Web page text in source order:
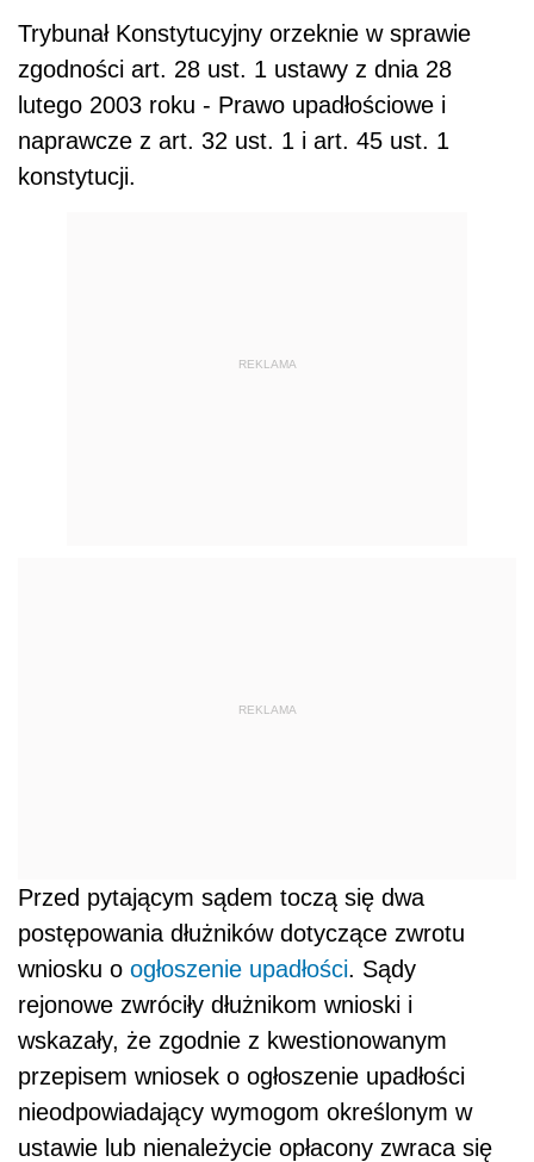
Trybunał Konstytucyjny orzeknie w sprawie
zgodności art. 28 ust. 1 ustawy z dnia 28
lutego 2003 roku - Prawo upadłościowe i
naprawcze z art. 32 ust. 1 i art. 45 ust. 1
konstytucji.
REKLAMA
REKLAMA
Przed pytającym sądem toczą się dwa
postępowania dłużników dotyczące zwrotu
wniosku o ogłoszenie upadłości. Sądy
rejonowe zwróciły dłużnikom wnioski i
wskazały, że zgodnie z kwestionowanym
przepisem wniosek o ogłoszenie upadłości
nieodpowiadający wymogom określonym w
ustawie lub nienależycie opłacony zwraca się